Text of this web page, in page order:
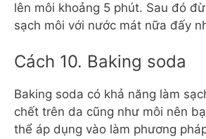
lên môi khoảng 5 phút. Sau đó
sạch môi với nước mát nữa đấy
Cách 10. Baking soda
Baking soda có khả năng làm
chết trên da cũng như môi nên
thể áp dụng vào làm phương